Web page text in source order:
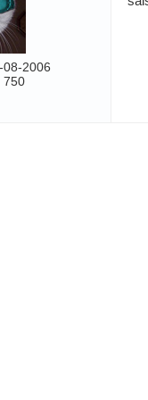
08-2006
750